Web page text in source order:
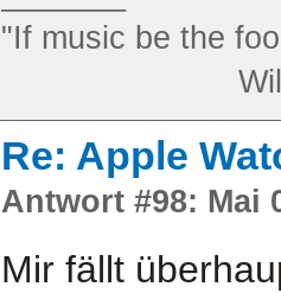
"If music be the
William
Re: Apple
Antwort #98: Mai
Mir fällt